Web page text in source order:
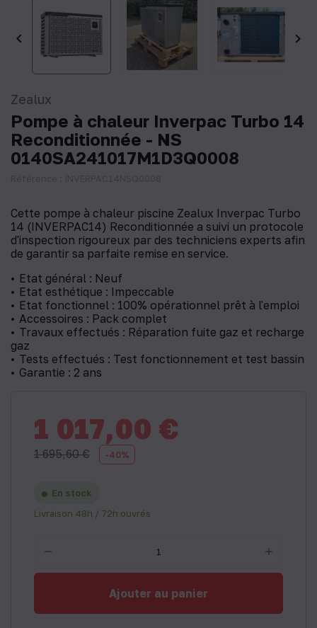
 
Zealux
Pompe à chaleur Inverpac Turbo 14
Reconditionnée - NS
0140SA241017M1D3Q0008
Cette pompe à chaleur piscine Zealux Inverpac Turbo
14 (INVERPAC14) Reconditionnée a suivi un protocole
d'inspection rigoureux par des techniciens experts afin
de garantir sa parfaite remise en service.
Etat général : Neuf
Etat esthétique : Impeccable
Etat fonctionnel : 100% opérationnel prêt à l'emploi
Accessoires : Pack complet
Travaux effectués : Réparation fuite gaz et recharge
gaz
Tests effectués : Test fonctionnement et test bassin
Garantie : 2 ans
1 017,00 €
1 695,60 € -40%
En stock
Livraison 48h / 72h ouvrés
Ajouter au panier